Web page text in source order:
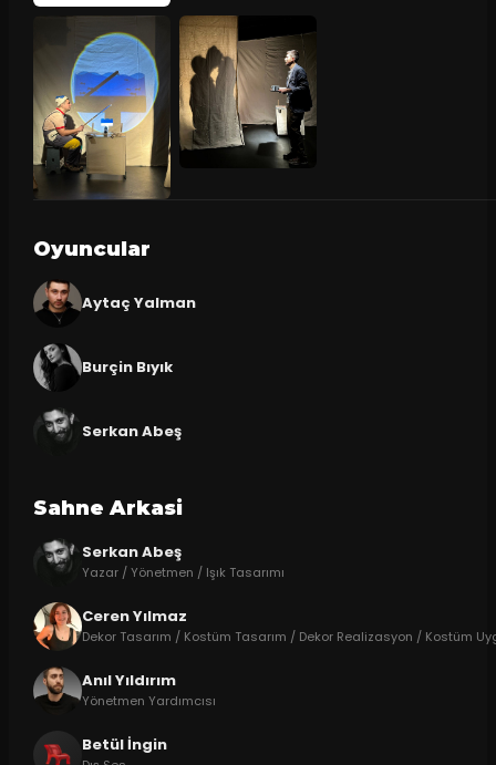
Oyuncular
Aytaç Yalman
Burçin Bıyık
Serkan Abeş
Sahne Arkasi
Serkan Abeş
Yazar / Yönetmen / Işık Tasarımı
Ceren Yılmaz
Dekor Tasarım / Kostüm Tasarım / Dekor Realizasyon / Kostüm
Anıl Yıldırım
Yönetmen Yardımcısı
Betül İngin